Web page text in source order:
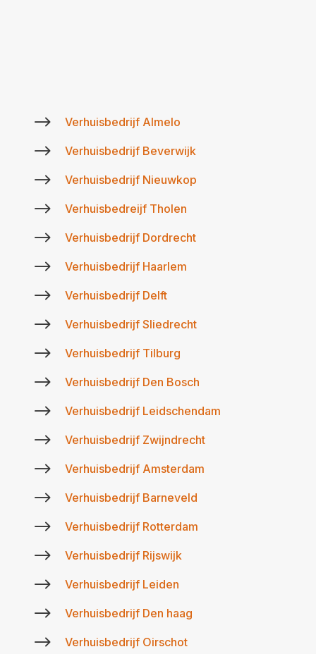
$ Verhuisbedrijf Almelo
$ Verhuisbedrijf Beverwijk
$ Verhuisbedrijf Nieuwkop
$ Verhuisbedreijf Tholen
$ Verhuisbedrijf Dordrecht
$ Verhuisbedrijf Haarlem
$ Verhuisbedrijf Delft
$ Verhuisbedrijf Sliedrecht
$ Verhuisbedrijf Tilburg
$ Verhuisbedrijf Den Bosch
$ Verhuisbedrijf Leidschendam
$ Verhuisbedrijf Zwijndrecht
$ Verhuisbedrijf Amsterdam
$ Verhuisbedrijf Barneveld
$ Verhuisbedrijf Rotterdam
$ Verhuisbedrijf Rijswijk
$ Verhuisbedrijf Leiden
$ Verhuisbedrijf Den haag
$ Verhuisbedrijf Oirschot